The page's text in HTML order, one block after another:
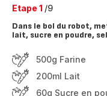
Etape 1 /9
Dans le bol du robot,
lait, sucre en poudre,
500g Farine
200ml Lait
60g Sucre en